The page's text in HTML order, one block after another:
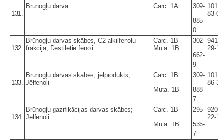
131.
Brūnogļu darva Carc. 1A
309-
885-
0
83-
132.
Brūnogļu darvas skābes, C2 alkilfenolu
frakcija; Destilētie fenoli
Carc. 1B
Muta. 1B
302-
662-
9
29-
133.
Brūnogļu darvas skābes, jēlprodukts;
Jēlfenoli
Carc. 1B
Muta. 1B
309-
888-
7
86-
134.
Brūnogļu gazifikācijas darvas skābes;
Jēlfenoli
Carc. 1B
Muta. 1B
295-
536-
7
22-